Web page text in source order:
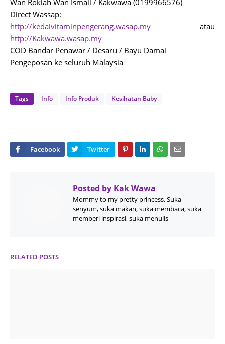
Wan Rokiah Wan Ismail / Kakwawa (0199966576)
Direct Wassap:
http://kedaivitaminpengerang.wasap.my atau
http://Kakwawa.wasap.my
COD Bandar Penawar / Desaru / Bayu Damai
Pengeposan ke seluruh Malaysia
Tags Info Info Produk Kesihatan Baby
Posted by Kak Wawa
Mommy to my pretty princess, Suka
senyum, suka makan, suka membaca, suka
memberi inspirasi, suka menulis
RELATED POSTS